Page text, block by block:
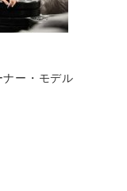
ー・モデル